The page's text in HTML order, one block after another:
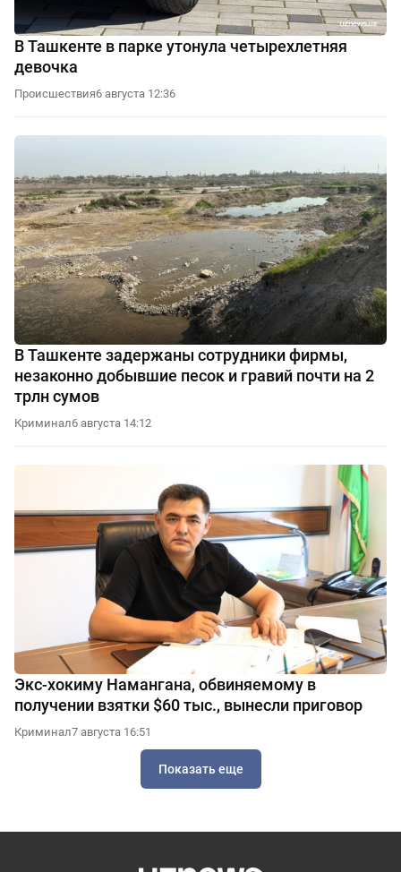
В Ташкенте в парке утонула четырехлетняя
девочка
Происшествия6 августа 12:36
В Ташкенте задержаны сотрудники фирмы,
незаконно добывшие песок и гравий почти на 2
трлн сумов
Криминал6 августа 14:12
Экс-хокиму Намангана, обвиняемому в
получении взятки $60 тыс., вынесли приговор
Криминал7 августа 16:51
Показать еще